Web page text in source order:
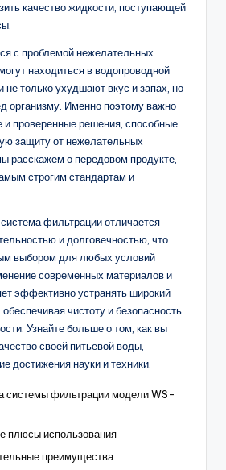
качество жидкости, поступающей
с проблемой нежелательных
находиться в водопроводной
не только ухудшают вкус и запах, но
организму. Именно поэтому важно
проверенные решения, способные
защиту от нежелательных
расскажем о передовом продукте,
строгим стандартам и
фильтрации отличается
и долговечностью, что
выбором для любых условий
современных материалов и
эффективно устранять широкий
обеспечивая чистоту и безопасность
Узнайте больше о том, как вы
своей питьевой воды,
достижения науки и техники.
системы фильтрации модели WS-
плюсы использования
преимущества